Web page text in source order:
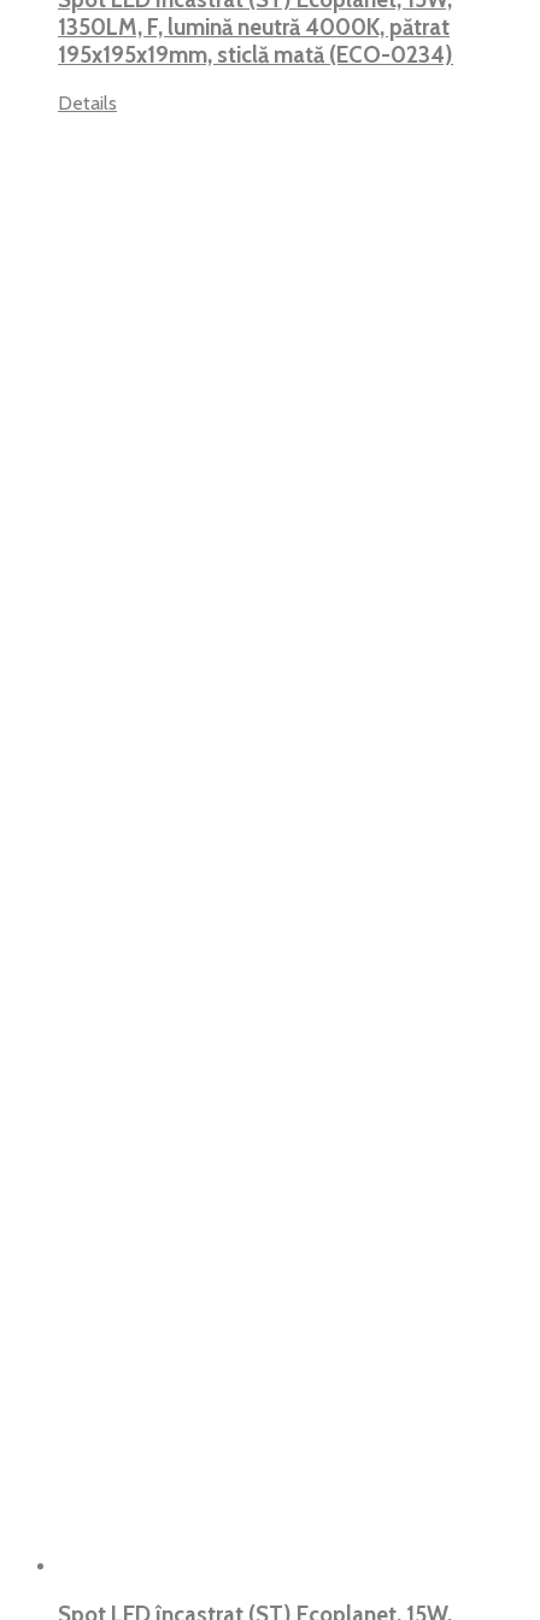
1350LM, F, lumină neutră 4000K, pătrat
195x195x19mm, sticlă mată (ECO-0234)
Details
Spot LED încastrat (ST) Ecoplanet, 15W,